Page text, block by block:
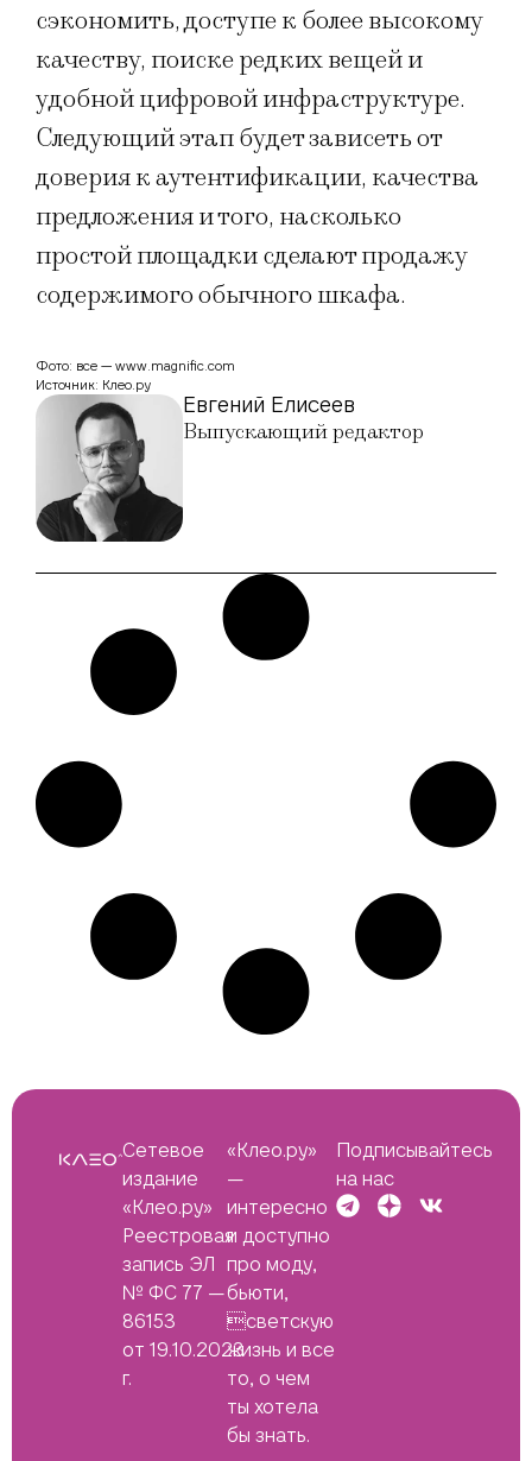
сэкономить, доступе к более высокому
качеству, поиске редких вещей и
удобной цифровой инфраструктуре.
Следующий этап будет зависеть от
доверия к аутентификации, качества
предложения и того, насколько
простой площадки сделают продажу
содержимого обычного шкафа.
Евгений Елисеев
Выпускающий редактор
Фото: все — www.magnific.com
Источник: Клео.ру
Сетевое
издание
«Клео.ру»
Реестровая
запись ЭЛ
№ ФС 77 —
86153
от 19.10.2023
г.
«Клео.ру»
—
интересно
и доступно
про моду,
бьюти,
светскую
жизнь и все
то, о чем
ты хотела
бы знать.
Подписывайтесь
на нас